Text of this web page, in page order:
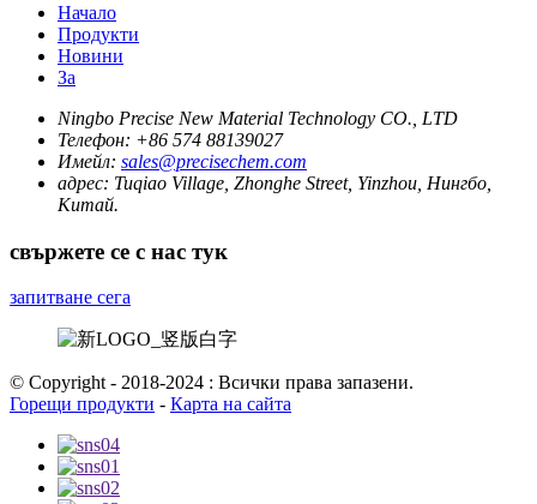
Начало
Продукти
Новини
За
Ningbo Precise New Material Technology CO., LTD
Телефон: +86 574 88139027
Имейл: sales@precisechem.com
адрес: Tuqiao Village, Zhonghe Street, Yinzhou, Нингбо,
Китай.
свържете се с нас тук
запитване сега
© Copyright - 2018-2024 : Всички права запазени.
Горещи продукти - Карта на сайта